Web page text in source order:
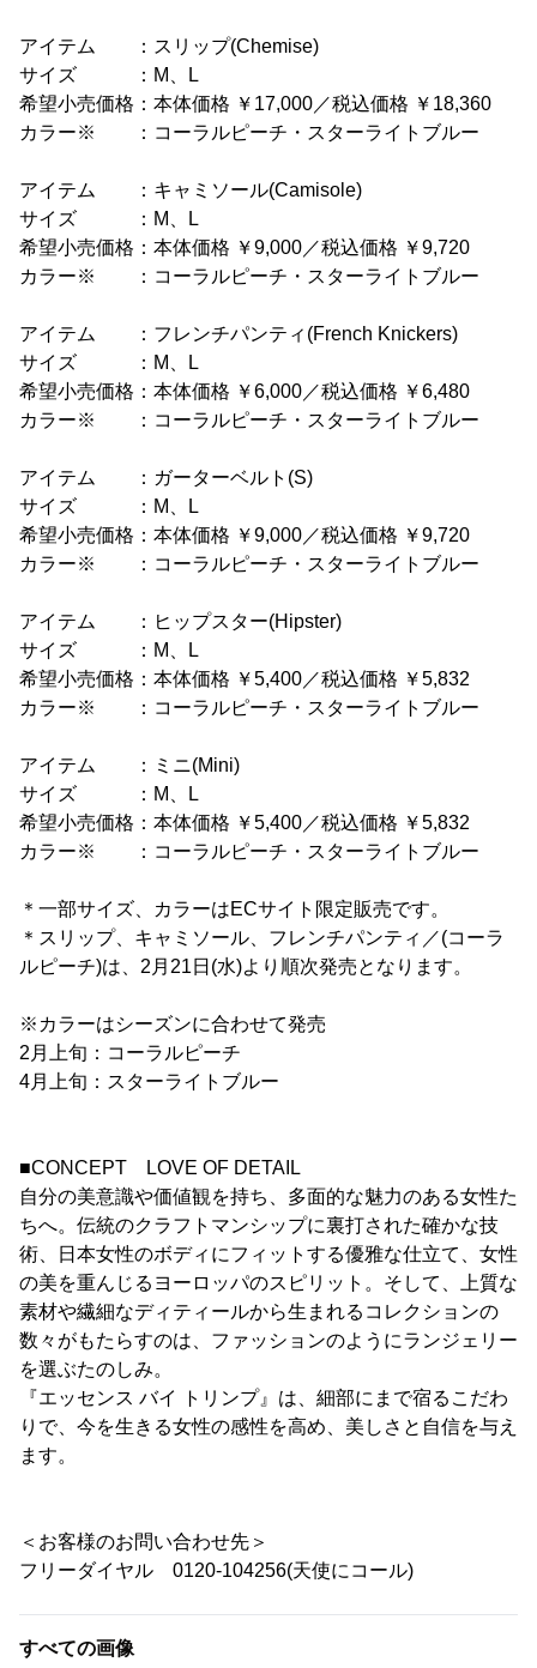
アイテム ：スリップ(Chemise)
サイズ ：M、L
希望小売価格：本体価格 ￥17,000／税込価格 ￥18,360
カラー※ ：コーラルピーチ・スターライトブルー
アイテム ：キャミソール(Camisole)
サイズ ：M、L
希望小売価格：本体価格 ￥9,000／税込価格 ￥9,720
カラー※ ：コーラルピーチ・スターライトブルー
アイテム ：フレンチパンティ(French Knickers)
サイズ ：M、L
希望小売価格：本体価格 ￥6,000／税込価格 ￥6,480
カラー※ ：コーラルピーチ・スターライトブルー
アイテム ：ガーターベルト(S)
サイズ ：M、L
希望小売価格：本体価格 ￥9,000／税込価格 ￥9,720
カラー※ ：コーラルピーチ・スターライトブルー
アイテム ：ヒップスター(Hipster)
サイズ ：M、L
希望小売価格：本体価格 ￥5,400／税込価格 ￥5,832
カラー※ ：コーラルピーチ・スターライトブルー
アイテム ：ミニ(Mini)
サイズ ：M、L
希望小売価格：本体価格 ￥5,400／税込価格 ￥5,832
カラー※ ：コーラルピーチ・スターライトブルー
＊一部サイズ、カラーはECサイト限定販売です。
＊スリップ、キャミソール、フレンチパンティ／(コーラ
ルピーチ)は、2月21日(水)より順次発売となります。
※カラーはシーズンに合わせて発売
2月上旬：コーラルピーチ
4月上旬：スターライトブルー
■CONCEPT LOVE OF DETAIL
自分の美意識や価値観を持ち、多面的な魅力のある女性た
ちへ。伝統のクラフトマンシップに裏打された確かな技
術、日本女性のボディにフィットする優雅な仕立て、女性
の美を重んじるヨーロッパのスピリット。そして、上質な
素材や繊細なディティールから生まれるコレクションの
数々がもたらすのは、ファッションのようにランジェリー
を選ぶたのしみ。
『エッセンス バイ トリンプ』は、細部にまで宿るこだわ
りで、今を生きる女性の感性を高め、美しさと自信を与え
ます。
＜お客様のお問い合わせ先＞
フリーダイヤル 0120-104256(天使にコール)
すべての画像